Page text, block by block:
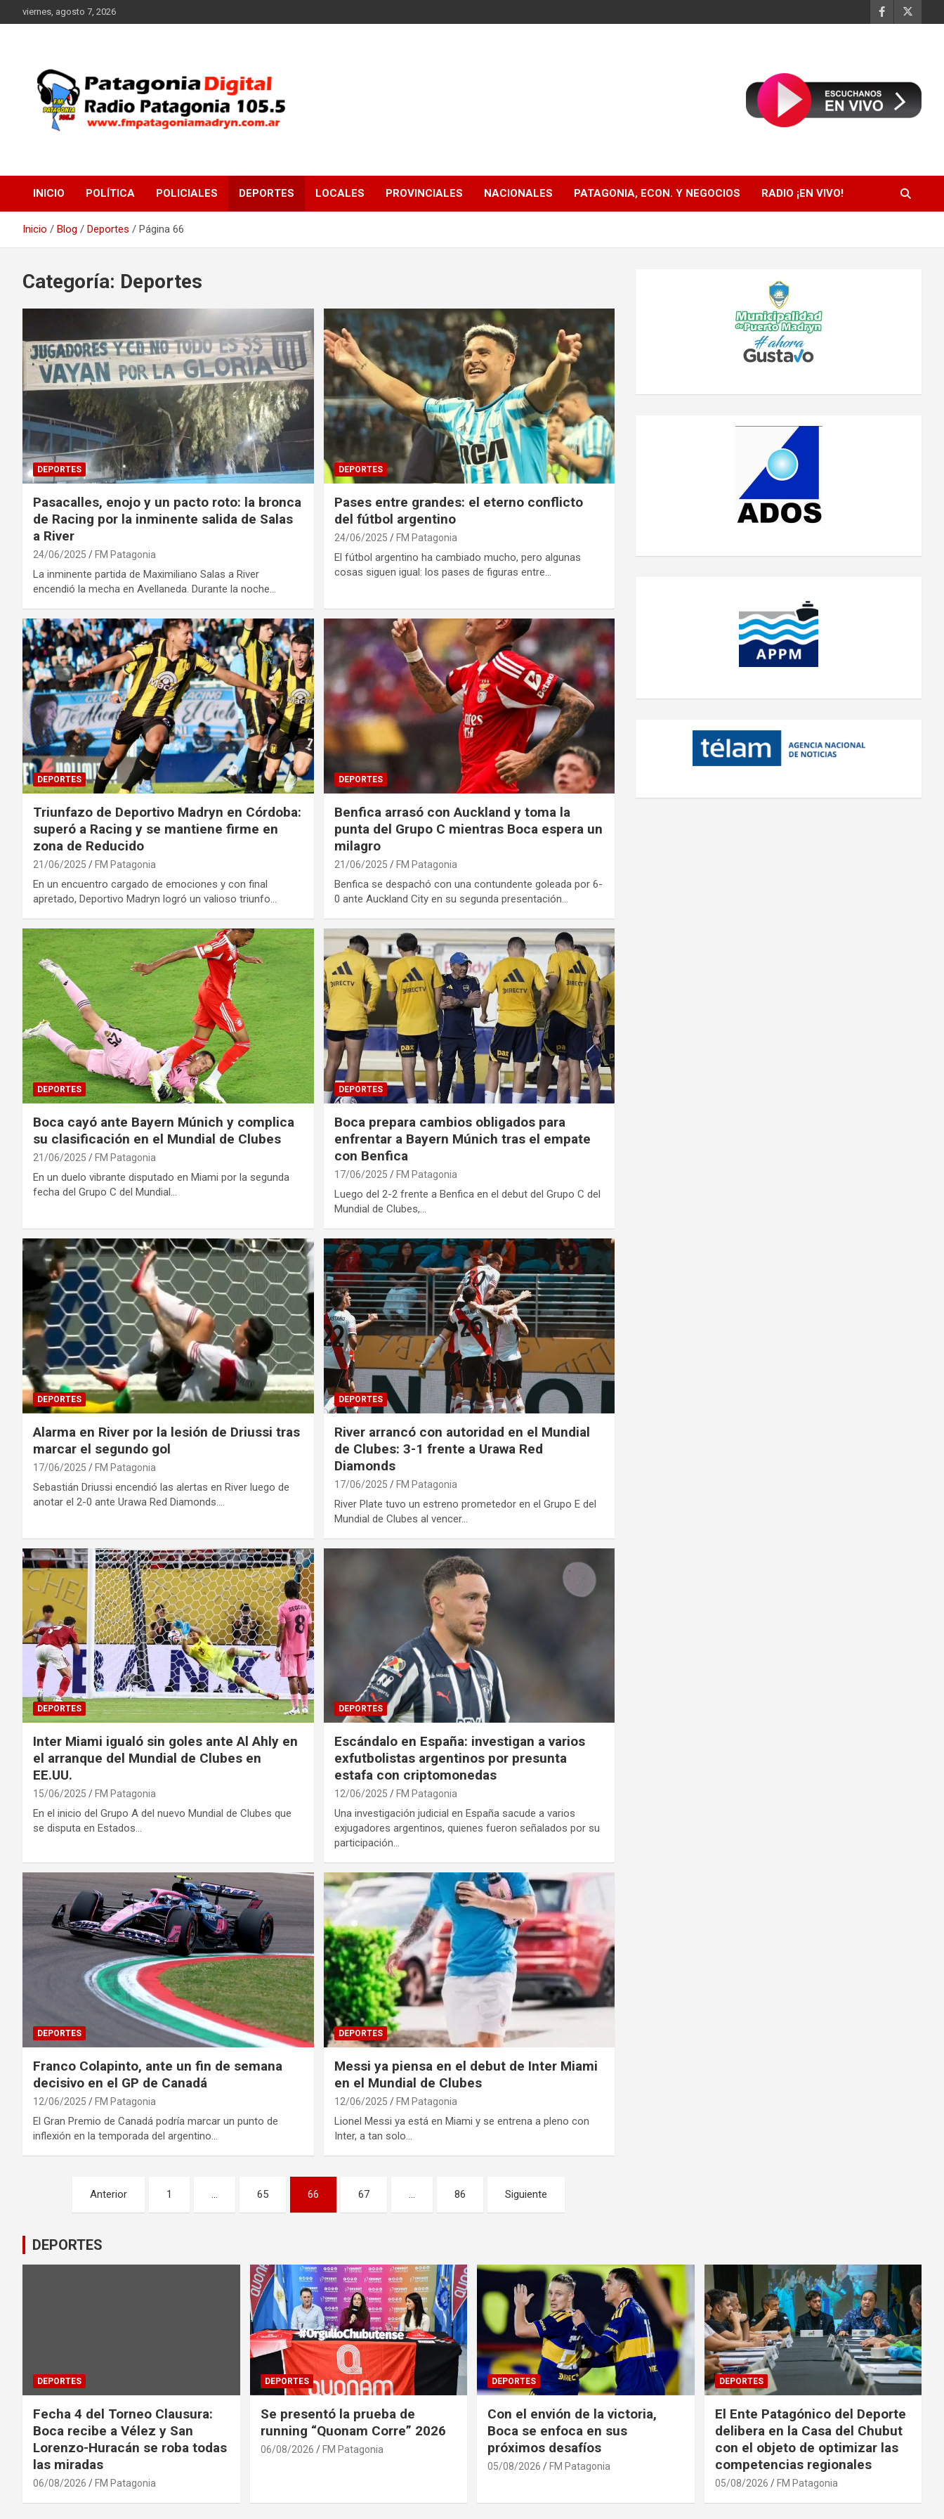
al
viernes, agosto 7, 2026
FM Patagonia Madryn
INICIO POLÍTICA POLICIALES DEPORTES LOCALES PROVINCIALES NACIONALES PATAGONIA, ECON. Y NEGOCIOS RADIO ¡EN VIVO!
Inicio Blog Deportes Página 66
Categoría: Deportes
DEPORTES
Pasacalles, enojo y un pacto roto: la bronca
de Racing por la inminente salida de Salas
a River
24/06/2025 FM Patagonia
La inminente partida de Maximiliano Salas a River
encendió la mecha en Avellaneda. Durante la noche…
DEPORTES
Pases entre grandes: el eterno conflicto
del fútbol argentino
24/06/2025 FM Patagonia
El fútbol argentino ha cambiado mucho, pero algunas
cosas siguen igual: los pases de figuras entre…
DEPORTES
Triunfazo de Deportivo Madryn en Córdoba:
superó a Racing y se mantiene firme en
zona de Reducido
21/06/2025 FM Patagonia
En un encuentro cargado de emociones y con final
apretado, Deportivo Madryn logró un valioso triunfo…
DEPORTES
Benfica arrasó con Auckland y toma la
punta del Grupo C mientras Boca espera un
milagro
21/06/2025 FM Patagonia
Benfica se despachó con una contundente goleada por 6-
0 ante Auckland City en su segunda presentación…
DEPORTES
Boca cayó ante Bayern Múnich y complica
su clasificación en el Mundial de Clubes
21/06/2025 FM Patagonia
En un duelo vibrante disputado en Miami por la segunda
fecha del Grupo C del Mundial…
DEPORTES
Boca prepara cambios obligados para
enfrentar a Bayern Múnich tras el empate
con Benfica
17/06/2025 FM Patagonia
Luego del 2-2 frente a Benfica en el debut del Grupo C del
Mundial de Clubes,…
DEPORTES
Alarma en River por la lesión de Driussi tras
marcar el segundo gol
17/06/2025 FM Patagonia
Sebastián Driussi encendió las alertas en River luego de
anotar el 2-0 ante Urawa Red Diamonds.…
DEPORTES
River arrancó con autoridad en el Mundial
de Clubes: 3-1 frente a Urawa Red
Diamonds
17/06/2025 FM Patagonia
River Plate tuvo un estreno prometedor en el Grupo E del
Mundial de Clubes al vencer…
DEPORTES
Inter Miami igualó sin goles ante Al Ahly en
el arranque del Mundial de Clubes en
EE.UU.
15/06/2025 FM Patagonia
En el inicio del Grupo A del nuevo Mundial de Clubes que
se disputa en Estados…
DEPORTES
Escándalo en España: investigan a varios
exfutbolistas argentinos por presunta
estafa con criptomonedas
12/06/2025 FM Patagonia
Una investigación judicial en España sacude a varios
exjugadores argentinos, quienes fueron señalados por su
participación…
DEPORTES
Franco Colapinto, ante un fin de semana
decisivo en el GP de Canadá
12/06/2025 FM Patagonia
El Gran Premio de Canadá podría marcar un punto de
inflexión en la temporada del argentino…
DEPORTES
Messi ya piensa en el debut de Inter Miami
en el Mundial de Clubes
12/06/2025 FM Patagonia
Lionel Messi ya está en Miami y se entrena a pleno con
Inter, a tan solo…
Paginación
entradas
Anterior 1 … 65 66 67 … 86 Siguiente
DEPORTES
DEPORTES
Fecha 4 del Torneo Clausura:
Boca recibe a Vélez y San
Lorenzo-Huracán se roba todas
las miradas
06/08/2026 FM Patagonia
DEPORTES
Se presentó la prueba de
running “Quonam Corre” 2026
06/08/2026 FM Patagonia
DEPORTES
Con el envión de la victoria,
Boca se enfoca en sus
próximos desafíos
05/08/2026 FM Patagonia
DEPORTES
El Ente Patagónico del Deporte
delibera en la Casa del Chubut
con el objeto de optimizar las
competencias regionales
05/08/2026 FM Patagonia